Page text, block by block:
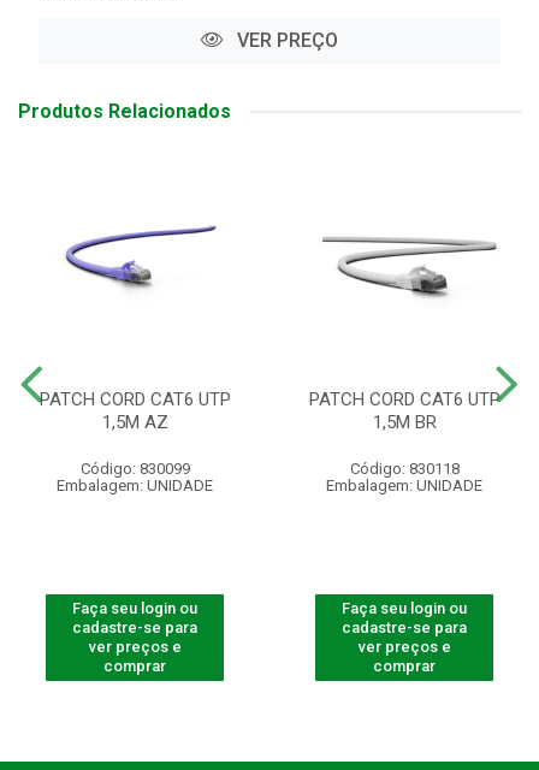
VER PREÇO
Produtos Relacionados
PATCH CORD CAT6 UTP
1,5M AZ
Código: 830099
Embalagem: UNIDADE
Faça seu login ou
cadastre-se para
ver preços e
comprar
PATCH CORD CAT6 UTP
1,5M BR
Código: 830118
Embalagem: UNIDADE
Faça seu login ou
cadastre-se para
ver preços e
comprar